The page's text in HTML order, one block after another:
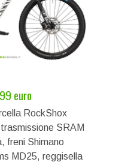
euro
RockShox
SRAM
freni Shimano
MD25, reggisella